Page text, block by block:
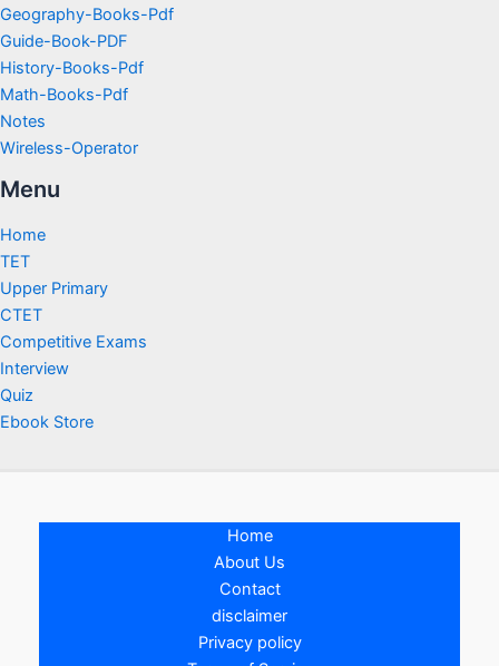
Geography-Books-Pdf
Guide-Book-PDF
History-Books-Pdf
Math-Books-Pdf
Notes
Wireless-Operator
Menu
Home
TET
Upper Primary
CTET
Competitive Exams
Interview
Quiz
Ebook Store
Home
About Us
Contact
disclaimer
Privacy policy